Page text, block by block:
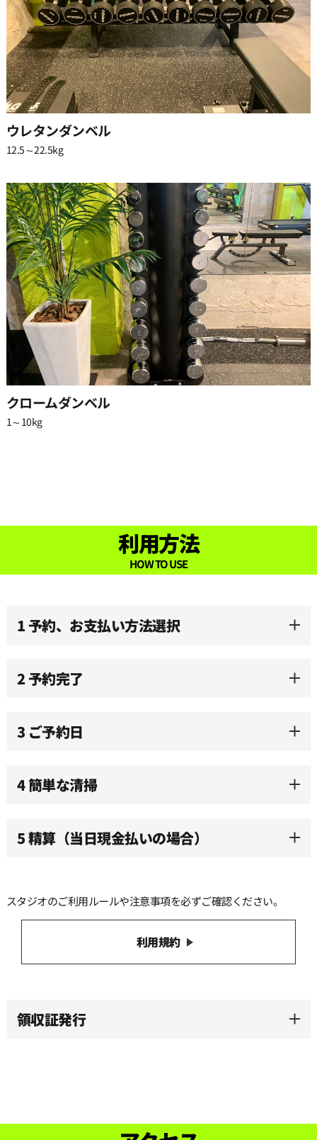
ウレタンダンベル
12.5～22.5kg
クロームダンベル
1～10kg
利用方法
HOW TO USE
1 予約、お支払い方法選択
2 予約完了
3 ご予約日
4 簡単な清掃
5 精算（当日現金払いの場合）
スタジオのご利用ルールや注意事項を必ずご確認ください。
利用規約
領収証発行